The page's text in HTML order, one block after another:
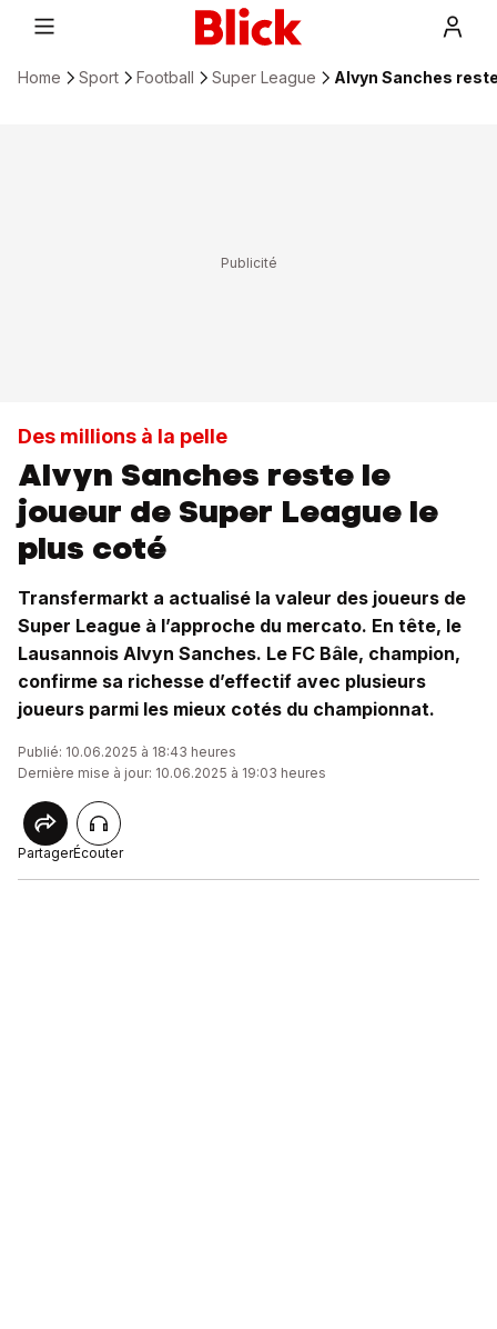
Home Sport Football Super League Alvyn Sanches
Des millions à la pelle
Alvyn Sanches reste le
joueur de Super League le
plus coté
Transfermarkt a actualisé la valeur des joueurs de
Super League à l’approche du mercato. En tête, le
Lausannois Alvyn Sanches. Le FC Bâle, champion,
confirme sa richesse d’effectif avec plusieurs
joueurs parmi les mieux cotés du championnat.
Publié: 10.06.2025 à 18:43 heures
Dernière mise à jour: 10.06.2025 à 19:03 heures
PartagerÉcouter